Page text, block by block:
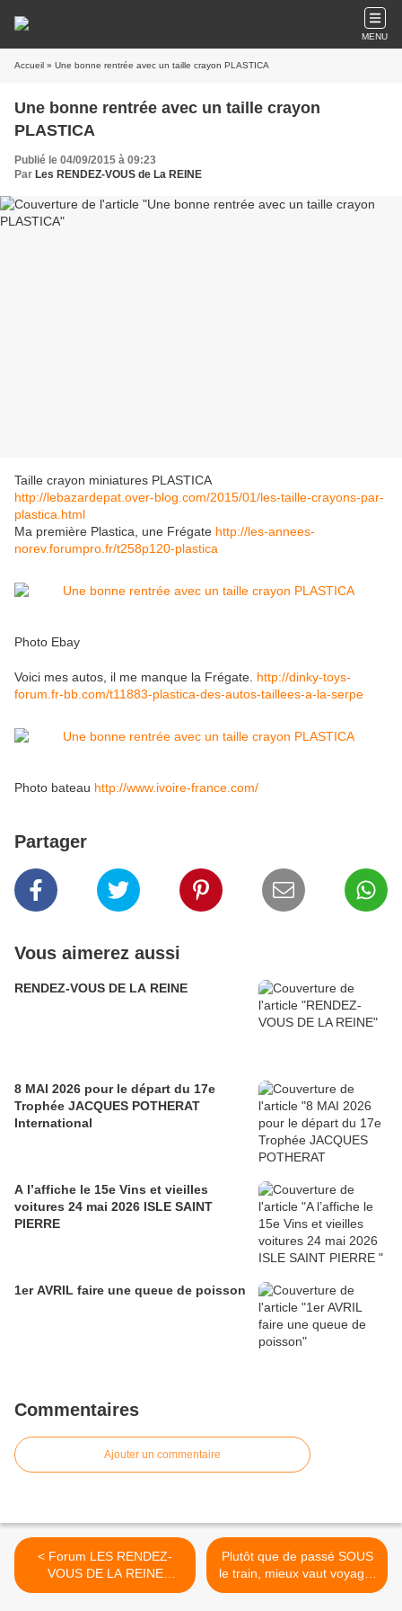
MENU
Accueil » Une bonne rentrée avec un taille crayon PLASTICA
Une bonne rentrée avec un taille crayon
PLASTICA
Publié le 04/09/2015 à 09:23
Par Les RENDEZ-VOUS de La REINE
Taille crayon miniatures PLASTICA
http://lebazardepat.over-blog.com/2015/01/les-taille-crayons-par-
plastica.html
Ma première Plastica, une Frégate http://les-annees-
norev.forumpro.fr/t258p120-plastica
Photo Ebay
Voici mes autos, il me manque la Frégate. http://dinky-toys-
forum.fr-bb.com/t11883-plastica-des-autos-taillees-a-la-serpe
Photo bateau http://www.ivoire-france.com/
Partager
Vous aimerez aussi
RENDEZ-VOUS DE LA REINE
8 MAI 2026 pour le départ du 17e
Trophée JACQUES POTHERAT
International
A l’affiche le 15e Vins et vieilles
voitures 24 mai 2026 ISLE SAINT
PIERRE
1er AVRIL faire une queue de poisson
Commentaires
Ajouter un commentaire
< Forum LES RENDEZ-
VOUS DE LA REINE
http://rendezvousdelareine.f
Plutôt que de passé SOUS
le train, mieux vaut voyager
SUR le train >